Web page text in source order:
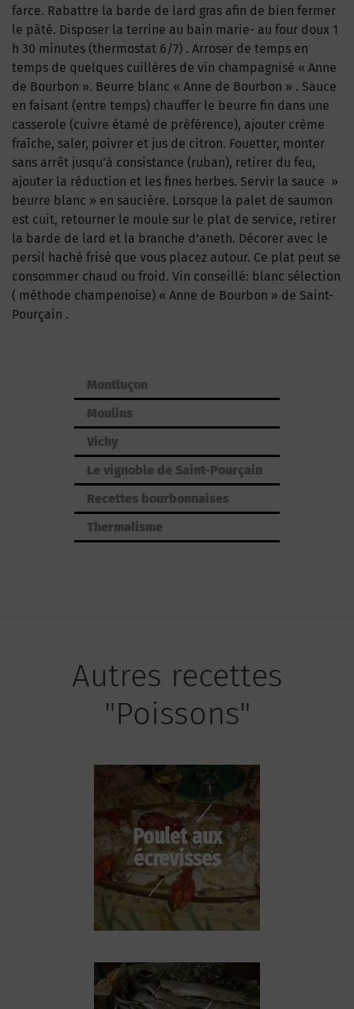
farce. Rabattre la barde de lard gras afin de bien fermer
le pâté. Disposer la terrine au bain marie- au four doux 1
h 30 minutes (thermostat 6/7) . Arroser de temps en
temps de quelques cuillères de vin champagnisé « Anne
de Bourbon ». Beurre blanc « Anne de Bourbon » . Sauce
en faisant (entre temps) chauffer le beurre fin dans une
casserole (cuivre étamé de préférence), ajouter crème
fraîche, saler, poivrer et jus de citron. Fouetter, monter
sans arrêt jusqu’à consistance (ruban), retirer du feu,
ajouter la réduction et les fines herbes. Servir la sauce »
beurre blanc » en saucière. Lorsque la palet de saumon
est cuit, retourner le moule sur le plat de service, retirer
la barde de lard et la branche d’aneth. Décorer avec le
persil haché frisé que vous placez autour. Ce plat peut se
consommer chaud ou froid. Vin conseillé: blanc sélection
( méthode champenoise) « Anne de Bourbon » de Saint-
Pourçain .
Montluçon
Moulins
Vichy
Le vignoble de Saint-Pourçain
Recettes bourbonnaises
Thermalisme
Autres recettes
"Poissons"
Poulet aux
écrevisses